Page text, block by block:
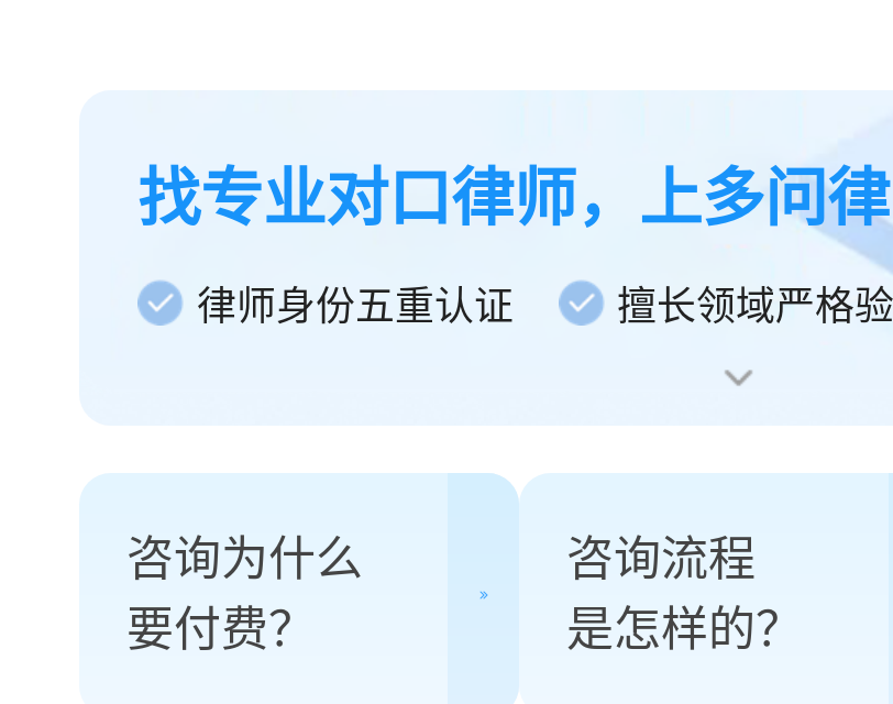
找专业对口律师，上多问
律师身份五重认证 擅长领域严格
咨询为什么
要付费？
咨询流程
是怎样的？